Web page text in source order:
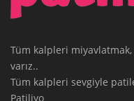
Tüm kalpleri
varız..
Tüm kalpleri sevgiyle
Patiliyo